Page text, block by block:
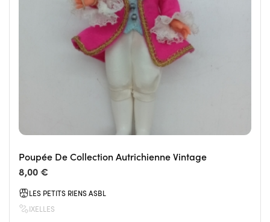
Poupée De Collection Autrichienne Vintage
8,00 €
LES PETITS RIENS ASBL
IXELLES